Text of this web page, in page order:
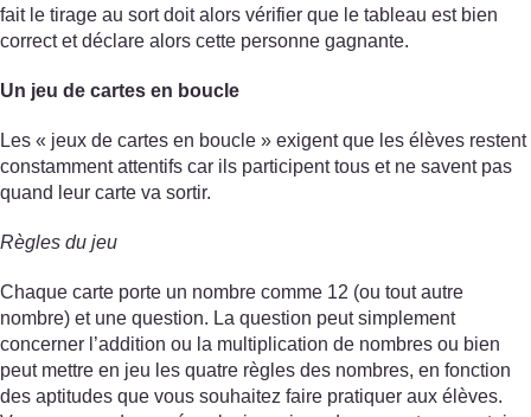
fait le tirage au sort doit alors vérifier que le tableau est bien
correct et déclare alors cette personne gagnante.
Un jeu de cartes en boucle
Les « jeux de cartes en boucle » exigent que les élèves restent
constamment attentifs car ils participent tous et ne savent pas
quand leur carte va sortir.
Règles du jeu
Chaque carte porte un nombre comme 12 (ou tout autre
nombre) et une question. La question peut simplement
concerner l’addition ou la multiplication de nombres ou bien
peut mettre en jeu les quatre règles des nombres, en fonction
des aptitudes que vous souhaitez faire pratiquer aux élèves.